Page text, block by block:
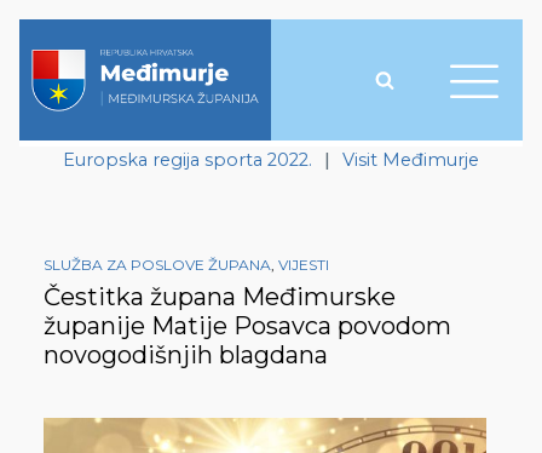
Europska regija sporta 2022. | Visit Međimurje
SLUŽBA ZA POSLOVE ŽUPANA, VIJESTI
Čestitka župana Međimurske
županije Matije Posavca povodom
novogodišnjih blagdana